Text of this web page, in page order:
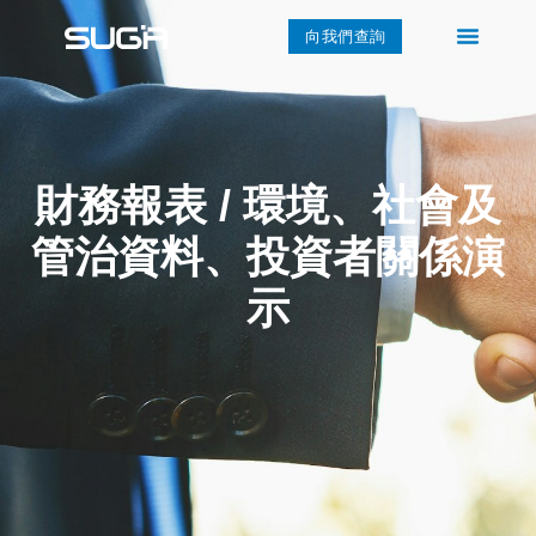
向我們查詢
財務報表 / 環境、社會及
管治資料、投資者關係演
示